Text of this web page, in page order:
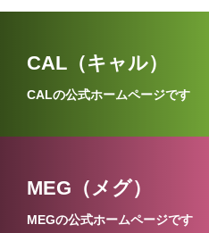
CAL（キャル）
CALの公式ホームページです
MEG（メグ）
MEGの公式ホームページです